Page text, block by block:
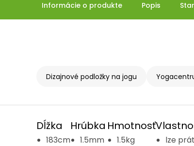
Informácie o produkte Popis
Dizajnové podložky na jogu
Dĺžka
183cm
Hrúbka
1.5mm
Hmotnosť
1.5kg
lze